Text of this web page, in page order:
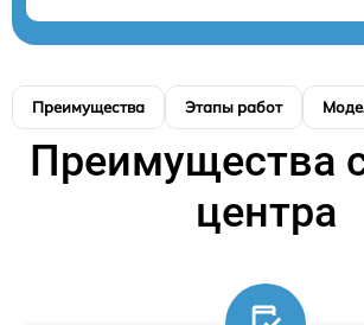
Преимущества Этапы работ
Преимущества
центра